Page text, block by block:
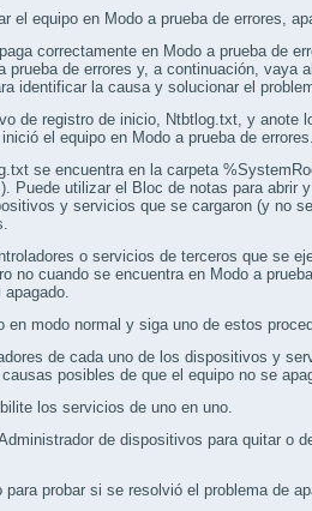
el equipo en Modo a prueba de errores,
correctamente en Modo a prueba de
prueba de errores y, a continuación, vaya
identificar la causa y solucionar el
de registro de inicio, Ntbtlog.txt, y anote
el equipo en Modo a prueba de
se encuentra en la carpeta
Puede utilizar el Bloc de notas para abrir
y servicios que se cargaron (y no
o servicios de terceros que se
no cuando se encuentra en Modo a
en modo normal y siga uno de estos
de cada uno de los dispositivos y
posibles de que el equipo no se
los servicios de uno en uno.
de dispositivos para quitar o
para probar si se resolvió el problema de